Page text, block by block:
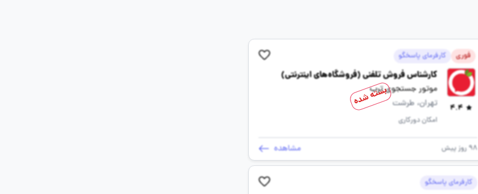
فوری کارفرمای پاسخگو
4.4
کارشناس فروش تلفنی (فروشگاه‌های اینترنتی)
موتور جستجوی ترب
تهران، طرشت
امکان دورکاری
98 روز پیش مشاهده
بسته شده
کارفرمای پاسخگو